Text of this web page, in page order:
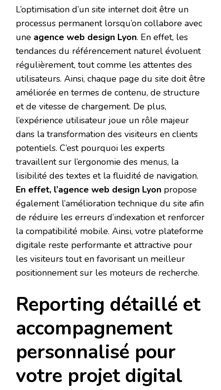
L’optimisation d’un site internet doit être un
processus permanent lorsqu’on collabore avec
une agence web design Lyon. En effet, les
tendances du référencement naturel évoluent
régulièrement, tout comme les attentes des
utilisateurs. Ainsi, chaque page du site doit être
améliorée en termes de contenu, de structure
et de vitesse de chargement. De plus,
l’expérience utilisateur joue un rôle majeur
dans la transformation des visiteurs en clients
potentiels. C’est pourquoi les experts
travaillent sur l’ergonomie des menus, la
lisibilité des textes et la fluidité de navigation.
En effet, l’agence web design Lyon propose
également l’amélioration technique du site afin
de réduire les erreurs d’indexation et renforcer
la compatibilité mobile. Ainsi, votre plateforme
digitale reste performante et attractive pour
les visiteurs tout en favorisant un meilleur
positionnement sur les moteurs de recherche.
Reporting détaillé et
accompagnement
personnalisé pour
votre projet digital